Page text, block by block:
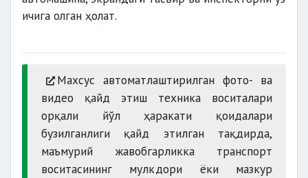
Махсус автоматлаштирилган фото- ва
видео қайд этиш техника воситалари
орқали йўл ҳаракати қоидалари
бузилганлиги қайд этилган тақдирда,
маъмурий жавобгарликка транспорт
воситасининг мулкдори ёки мазкур